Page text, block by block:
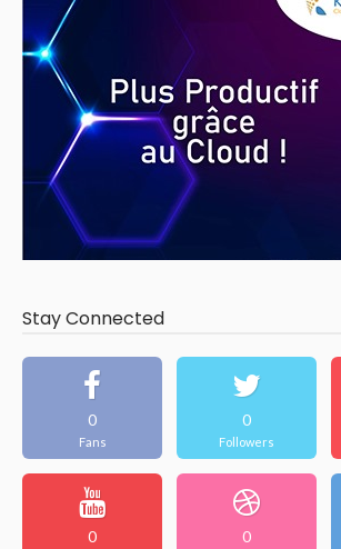
Stay Connected
0
Fans
0
Followers
0 0